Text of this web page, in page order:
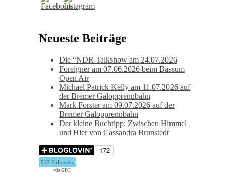
Neueste Beiträge
Die “NDR Talkshow am 24.07.2026
Foreigner am 07.06.2026 beim Bassum
Open Air
Michael Patrick Kelly am 11.07.2026 auf
der Bremer Galopprennbahn
Mark Forster am 09.07.2026 auf der
Bremer Galopprennbahn
Der kleine Buchtipp: Zwischen Himmel
und Hier von Cassandra Brunstedt
512 Followers
via GFC